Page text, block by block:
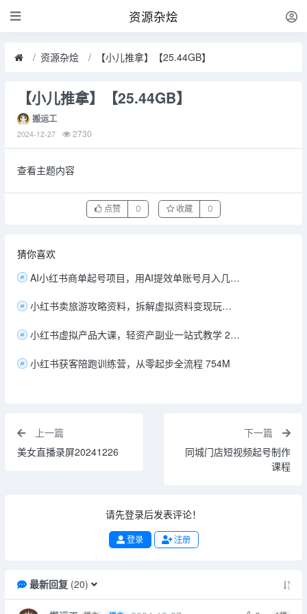
资源杂烩
资源杂烩 【小儿推拿】【25.44GB】
【小儿推拿】【25.44GB】
搬运工
2024-12-27 2730
查看主题内容
点赞 0 收藏 0
猜你喜欢
AI小红书商单起号项目，用AI提效单账号月入几千 871M
小红书卖旅游攻略资料，拆解虚拟资料变现玩法 231M
小红书虚拟产品大课，轻资产副业一站式教学 250M
小红书获客陪跑训练营，从零起步全流程 754M
上一篇
美女直播录屏20241226
下一篇
同城门店短视频起号制作
课程
请先登录后发表评论！
登录 注册
最新回复(20)